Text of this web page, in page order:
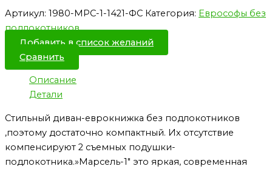
Артикул: 1980-МРС-1-1421-ФС Категория: Еврософы без
подлокотников
Добавить в список желаний
Сравнить
Описание
Детали
Стильный диван-еврокнижка без подлокотников
,поэтому достаточно компактный. Их отсутствие
компенсируют 2 съемных подушки-
подлокотника.»Марсель-1″ это яркая, современная